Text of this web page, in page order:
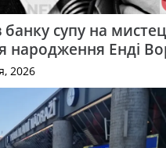
супу на
народження Енді
2026